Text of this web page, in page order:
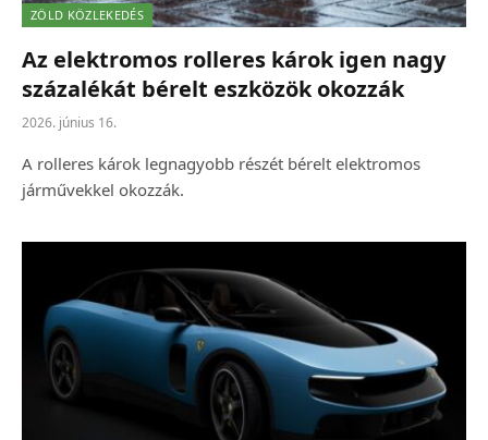
ZÖLD KÖZLEKEDÉS
Az elektromos rolleres károk igen nagy
százalékát bérelt eszközök okozzák
2026. június 16.
A rolleres károk legnagyobb részét bérelt elektromos
járművekkel okozzák.